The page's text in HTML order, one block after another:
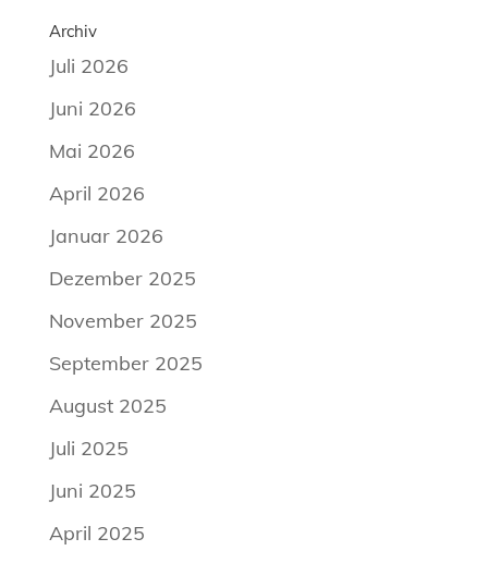
Archiv
Juli 2026
Juni 2026
Mai 2026
April 2026
Januar 2026
Dezember 2025
November 2025
September 2025
August 2025
Juli 2025
Juni 2025
April 2025